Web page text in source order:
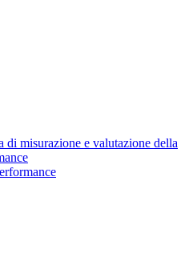
di misurazione e valutazione della